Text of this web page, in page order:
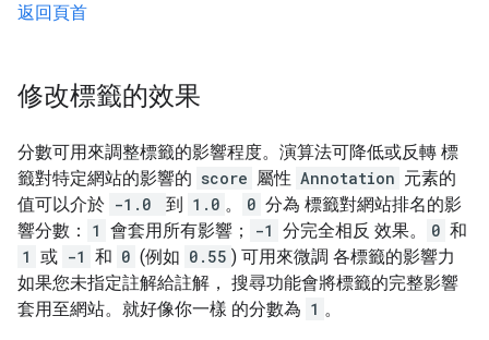
返回頁首
修改標籤的效果
分數可用來調整標籤的影響程度。演算法可降低或反轉 標
籤對特定網站的影響的 score 屬性 Annotation 元素的
值可以介於 -1.0 到 1.0 。 0 分為 標籤對網站排名的影
響分數：
1 會套用所有影響； -1 分完全相反 效果。 0 和
1 或 -1 和 0 (例如 0.55 ) 可用來微調 各標籤的影響力
如果您未指定註解給註解， 搜尋功能會將標籤的完整影響
套用至網站。就好像你一樣 的分數為 1 。